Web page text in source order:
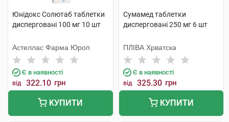
Юнідокс Солютаб таблетки
дисперговані 100 мг 10 шт
Астеллас Фарма Юроп
Є в наявності
від 322.10 грн
КУПИТИ
Сумамед таблетки
дисперговані 250 мг 6 шт
ПЛІВА Хрватска
Є в наявності
від 325.30 грн
КУПИТИ